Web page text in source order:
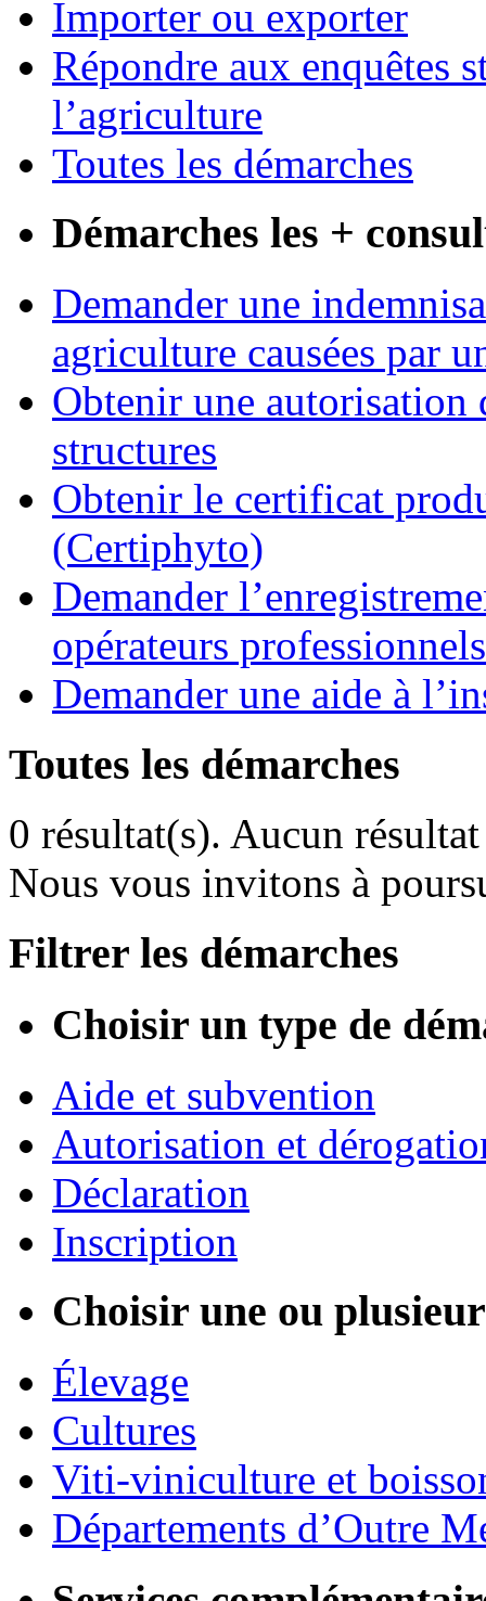
Importer ou exporter
Répondre aux enquêtes
l’agriculture
Toutes les démarches
Démarches les +
Demander une
agriculture causées par
Obtenir une autorisation
structures
Obtenir le certificat
(Certiphyto)
Demander
opérateurs professionnels
Demander une aide à
Toutes les démarches
0 résultat(s). Aucun
Nous vous invitons à
Filtrer les démarches
Choisir un type de
Aide et subvention
Autorisation et
Déclaration
Inscription
Choisir une ou
Élevage
Cultures
Viti-viniculture et
Départements d’Outre